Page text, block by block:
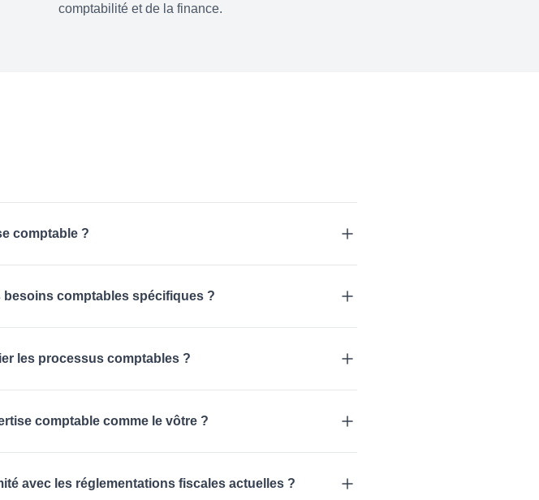
comptabilité et de la finance.
comptable ?
comptables spécifiques ?
les processus comptables ?
comptable comme le vôtre ?
avec les réglementations fiscales actuelles ?